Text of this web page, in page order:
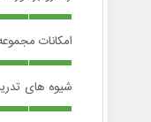
امکانات
شیوه های